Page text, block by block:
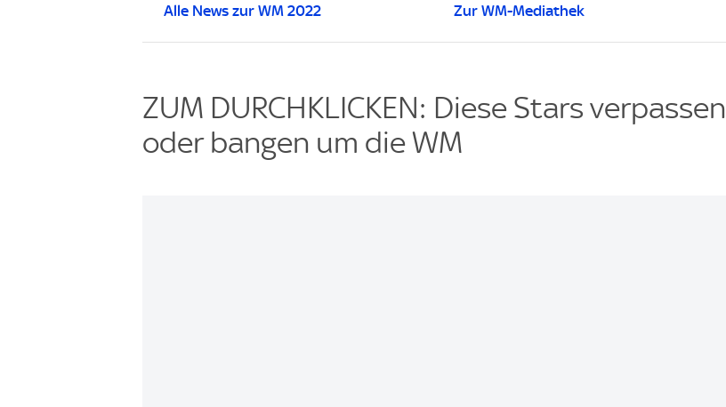
Alle News zur WM 2022 Zur WM-Mediathek
ZUM DURCHKLICKEN: Diese Stars verpassen
oder bangen um die WM